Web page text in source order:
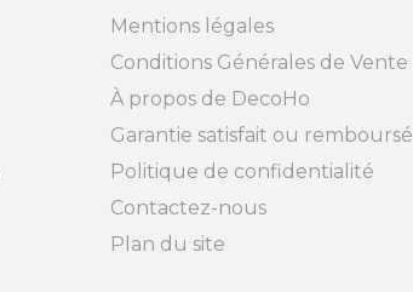
Mentions légales
Conditions Générales de Vente
À propos de DecoHo
Garantie satisfait ou remboursé
Politique de confidentialité
Contactez-nous
Plan du site